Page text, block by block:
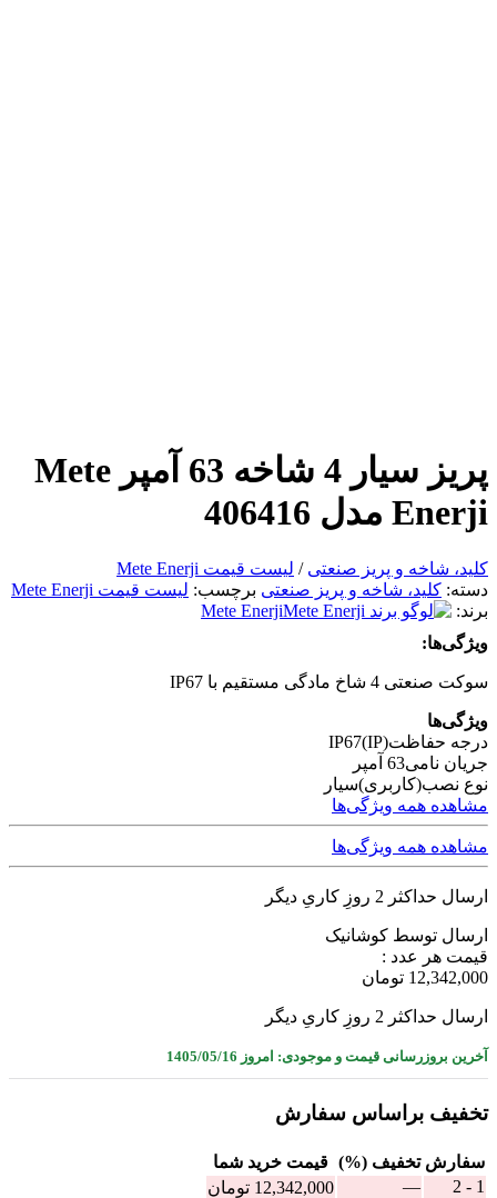
پریز سیار 4 شاخه 63 آمپر Mete
Enerji مدل 406416
کلید، شاخه و پریز صنعتی / لیست قیمت Mete Enerji
دسته: کلید، شاخه و پریز صنعتی برچسب: لیست قیمت Mete Enerji
برند:
Mete Enerji
ویژگی‌ها:
سوکت صنعتی 4 شاخ مادگی مستقیم با IP67
ویژگی‌ها
درجه حفاظت(IP)
IP67
جریان نامی63 آمپر
نوع نصب(کاربری)سیار
مشاهده همه ویژگی‌ها
مشاهده همه ویژگی‌ها
ارسال حداکثر 2 روزِ کاریِ دیگر
ارسال توسط کوشانیک
قیمت هر عدد :
12,342,000 تومان
ارسال حداکثر 2 روزِ کاریِ دیگر
آخرین بروزرسانی قیمت و موجودی: امروز 1405/05/16
تخفیف براساس سفارش
سفارش تخفیف (%) قيمت خرید شما
1 - 2
—
12,342,000 تومان